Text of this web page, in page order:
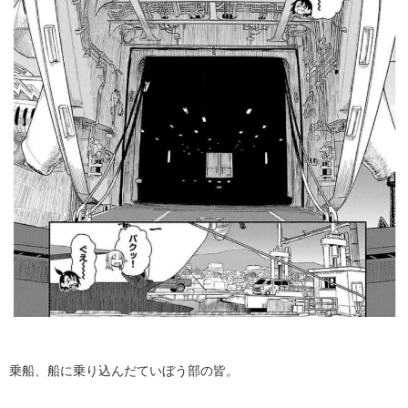
乗船、船に乗り込んだていぼう部の皆。